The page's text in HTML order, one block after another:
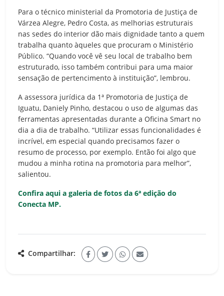
Para o técnico ministerial da Promotoria de Justiça de
Várzea Alegre, Pedro Costa, as melhorias estruturais
nas sedes do interior dão mais dignidade tanto a quem
trabalha quanto àqueles que procuram o Ministério
Público. “Quando você vê seu local de trabalho bem
estruturado, isso também contribui para uma maior
sensação de pertencimento à instituição”, lembrou.
A assessora jurídica da 1ª Promotoria de Justiça de
Iguatu, Daniely Pinho, destacou o uso de algumas das
ferramentas apresentadas durante a Oficina Smart no
dia a dia de trabalho. “Utilizar essas funcionalidades é
incrível, em especial quando precisamos fazer o
resumo de processo, por exemplo. Então foi algo que
mudou a minha rotina na promotoria para melhor”,
salientou.
Confira aqui a galeria de fotos da 6ª edição do
Conecta MP.
Compartilhar: